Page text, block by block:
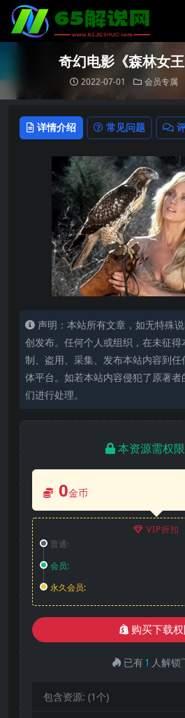
奇幻电影《森林女
2022-07-01 会员专属
详情介绍 常见问题
声明：本站所有文章，如无特殊
创发布。任何个人或组织，在未征得
制、盗用、采集、发布本站内容到
体平台。如若本站内容侵犯了原著
们进行处理。
本资源需权
0金币
VIP折扣
普通:
会员:
永久会员:
购买下载权
已有1 人解锁
包含资源: (1个)